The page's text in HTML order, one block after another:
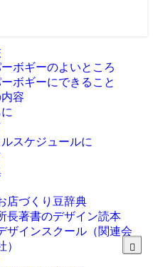
ボギーのよいところ
ボギーにできること
容
ルスケジュールに
店づくり豆辞典
長著書のデザイン読本
ザインスクール（関連会
）